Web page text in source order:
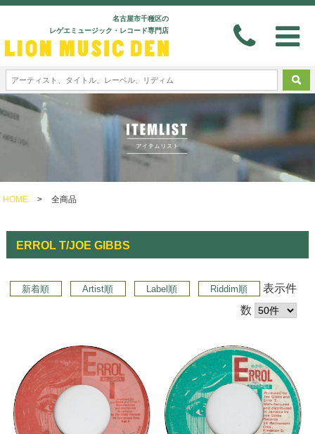
名古屋市千種区の
レゲエミュージック・レコード専門店
HOME > 全商品
ERROL T/JOE GIBBS
新着順 Artist順 Label順 Riddim順
表示件
数